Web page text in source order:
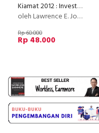
Kiamat 2012 : Investigasi Akhir Zaman (BukuMurah_GPU)
oleh Lawrence E. Joseph
Rp 60.000
Rp 48.000